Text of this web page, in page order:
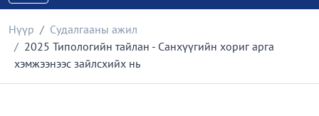
Нүүр
Судалгааны ажил
2025 Типологийн тайлан - Санхүүгийн хориг арга
хэмжээнээс зайлсхийх нь